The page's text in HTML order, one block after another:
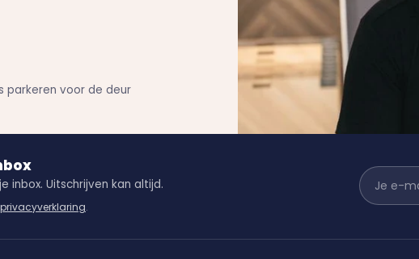
parkeren voor de deur
inbox. Uitschrijven kan altijd.
privacyverklaring.